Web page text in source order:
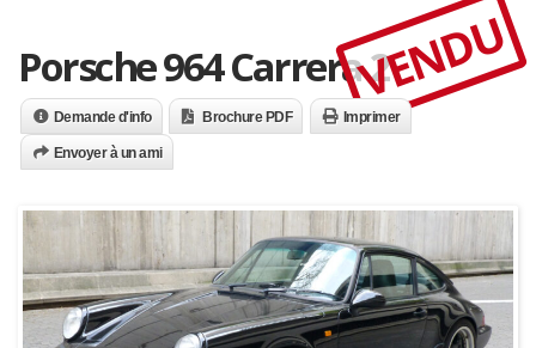
Porsche 964 Carrera 2VENDU
Demande d'info Brochure PDF Imprimer
Envoyer à un ami